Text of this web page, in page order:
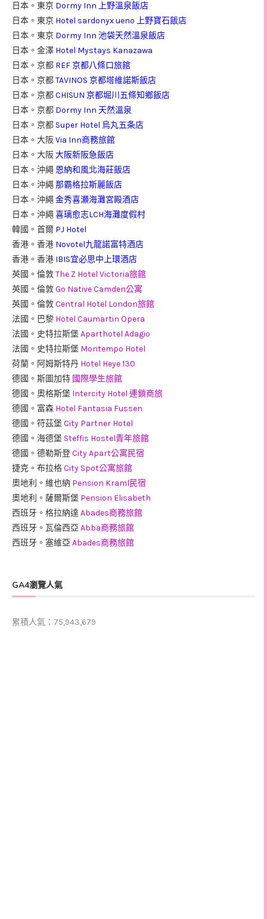
日本。東京 Dormy Inn 上野溫泉飯店
日本。東京 Hotel sardonyx ueno 上野寶石飯店
日本。東京 Dormy Inn 池袋天然溫泉飯店
日本。金澤 Hotel Mystays Kanazawa
日本。京都 REF 京都八條口旅館
日本。京都TAVINOS 京都塔維諾斯飯店
日本。京都CHISUN 京都堀川五條知鄉飯店
日本。京都 Dormy Inn 天然溫泉
日本。京都 Super Hotel 烏丸五条店
日本。大阪Via Inn商務旅館
日本。大阪大阪新阪急飯店
日本。沖繩 恩納和風北海莊飯店
日本。沖繩那霸格拉斯麗飯店
日本。沖繩金秀喜瀬海灘宮殿酒店
日本。沖繩喜璃愈志LCH海灘度假村
韓國。首爾 PJ Hotel
香港。香港 Novotel九龍諾富特酒店
香港。香港 IBIS宜必思中上環酒店
英國。倫敦The Z Hotel Victoria旅館
英國。倫敦Go Native Camden公寓
英國。倫敦Central Hotel London旅館
法國。巴黎 Hotel Caumartin Opera
法國。史特拉斯堡 Aparthotel Adagio
法國。史特拉斯堡 Montempo Hotel
荷蘭。阿姆斯特丹 Hotel Heye 130
德國。斯圖加特 國際學生旅館
德國。奧格斯堡 Intercity Hotel 連鎖商旅
德國。富森 Hotel Fantasia Fussen
德國。符茲堡 City Partner Hotel
德國。海德堡 Steffis Hostel青年旅館
德國。德勒斯登City Apart公寓民宿
捷克。布拉格City Spot公寓旅館
奧地利。維也納 Pension Kraml民宿
奧地利。薩爾斯堡 Pension Elisabeth
西班牙。格拉納達 Abades商務旅館
西班牙。瓦倫西亞 Abba商務旅館
西班牙。塞維亞 Abades商務旅館
GA4瀏覽人氣
累積人氣：75,943,679